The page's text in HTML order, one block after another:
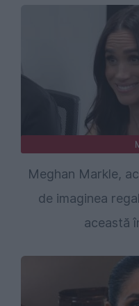
Meghan Markle,
de imaginea
această